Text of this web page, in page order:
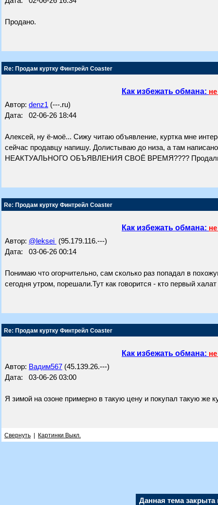
Продано.
Re: Продам куртку Финтрейл Coaster
Как избежать обмана:
Автор: denz1 (---.ru)
Дата: 02-06-26 18:44
Алексей, ну ё-моё... Сижу читаю объявление, куртка мне
сейчас продавцу напишу. Долистываю до низа, а там
НЕАКТУАЛЬНОГО ОБЪЯВЛЕНИЯ СВОЁ ВРЕМЯ???? Продали
Re: Продам куртку Финтрейл Coaster
Как избежать обмана:
Автор: @leksei (95.179.116.---)
Дата: 03-06-26 00:14
Понимаю что огорчительно, сам сколько раз попадал в
сегодня утром, порешали.Тут как говорится - кто первый
Re: Продам куртку Финтрейл Coaster
Как избежать обмана:
Автор: Вадим567 (45.139.26.---)
Дата: 03-06-26 03:00
Я зимой на озоне примерно в такую цену и покупал такую же
Свернуть Картинки Выкл.
Данная тема закрыта